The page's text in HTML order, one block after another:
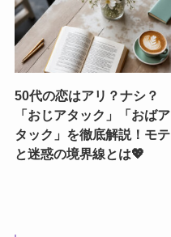
50代の恋はアリ？ナシ？
「おじアタック」「おばア
タック」を徹底解説！モテ
と迷惑の境界線とは💖